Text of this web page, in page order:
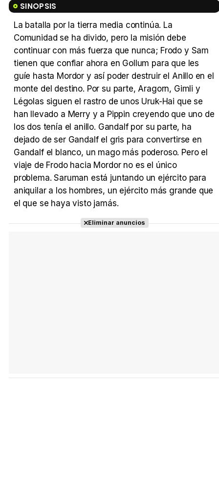
Tráiler 'Vida perra' (2026)
SINOPSIS
La batalla por la tierra media continúa. La
Comunidad se ha divido, pero la misión debe
continuar con más fuerza que nunca; Frodo y Sam
tienen que confiar ahora en Gollum para que les
guíe hasta Mordor y así poder destruir el Anillo en el
monte del destino. Por su parte, Aragorn, Gimli y
Légolas siguen el rastro de unos Uruk-Hai que se
han llevado a Merry y a Pippin creyendo que uno de
los dos tenía el anillo. Gandalf por su parte, ha
dejado de ser Gandalf el gris para convertirse en
Gandalf el blanco, un mago más poderoso. Pero el
viaje de Frodo hacia Mordor no es el único
problema. Saruman está juntando un ejército para
aniquilar a los hombres, un ejército más grande que
el que se haya visto jamás.
Eliminar anuncios